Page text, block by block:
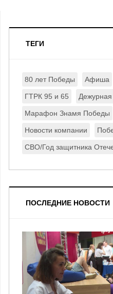
ТЕГИ
80 лет Победы Афиша
ГТРК 95 и 65 Дежурная
Марафон Знамя Победы
Новости компании
СВО/Год защитника
ПОСЛЕДНИЕ НОВОСТИ